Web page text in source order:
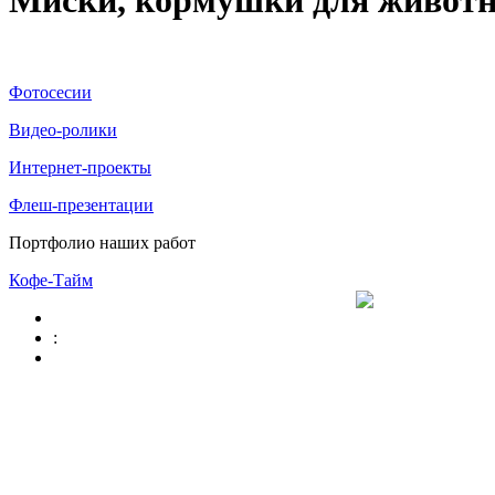
Фотосесии
Видео-ролики
Интернет-проекты
Флеш-презентации
Портфолио наших работ
Кофе-Тайм
: